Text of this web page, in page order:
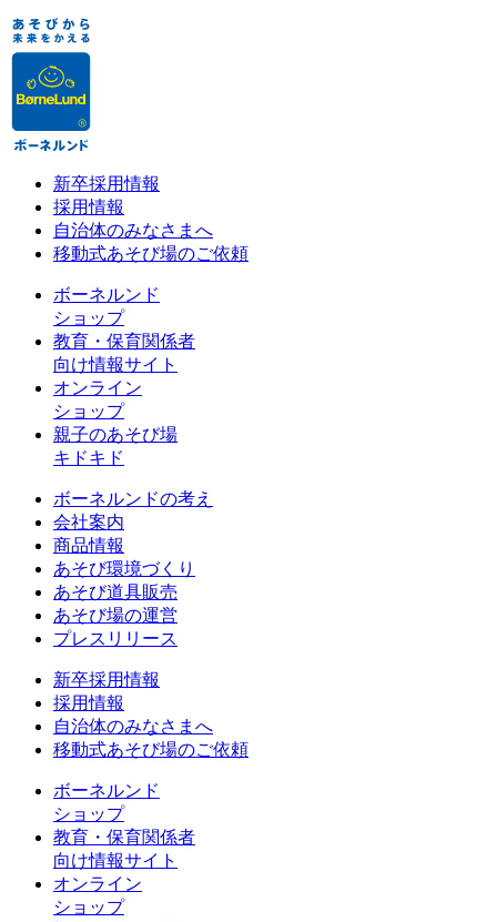
新卒採用情報
採用情報
自治体のみなさまへ
移動式あそび場のご依頼
ボーネルンド
ショップ
教育・保育関係者
向け情報サイト
オンライン
ショップ
親子のあそび場
キドキド
ボーネルンドの考え
会社案内
商品情報
あそび環境づくり
あそび道具販売
あそび場の運営
プレスリリース
新卒採用情報
採用情報
自治体のみなさまへ
移動式あそび場のご依頼
ボーネルンド
ショップ
教育・保育関係者
向け情報サイト
オンライン
ショップ